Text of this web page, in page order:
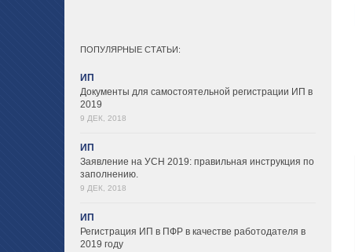
ПОПУЛЯРНЫЕ СТАТЬИ:
ИП
Документы для самостоятельной регистрации ИП в
2019
9 ДЕК, 2018
ИП
Заявление на УСН 2019: правильная инструкция по
заполнению.
9 ДЕК, 2018
ИП
Регистрация ИП в ПФР в качестве работодателя в
2019 году